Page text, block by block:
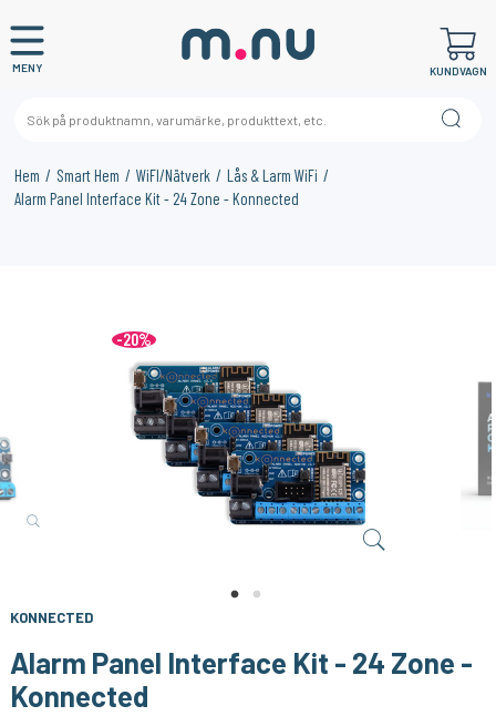
MENY KUNDVAGN
Hem Smart Hem WiFI/Nätverk
Lås & Larm WiFi
Alarm Panel Interface Kit - 24 Zone - Konnected
-20%
KONNECTED
Alarm Panel Interface Kit - 24 Zone -
Konnected